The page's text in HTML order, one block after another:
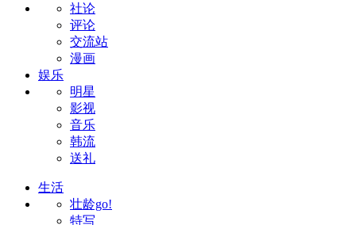
社论
评论
交流站
漫画
娱乐
明星
影视
音乐
韩流
送礼
生活
壮龄go!
特写